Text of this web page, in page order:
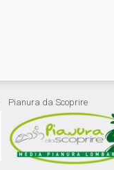
Pianura da Scoprire